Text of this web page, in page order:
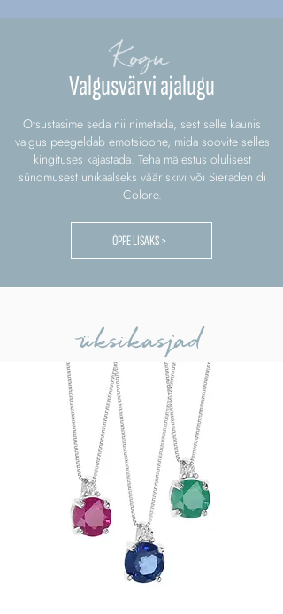
Kogu
Valgusvärvi ajalugu
Otsustasime seda nii nimetada, sest selle kaunis
valgus peegeldab emotsioone, mida soovite selles
kingituses kajastada. Teha mälestus olulisest
sündmusest unikaalseks vääriskivi või Sieraden di
Colore.
ÕPPE LISAKS >
üksikasjad